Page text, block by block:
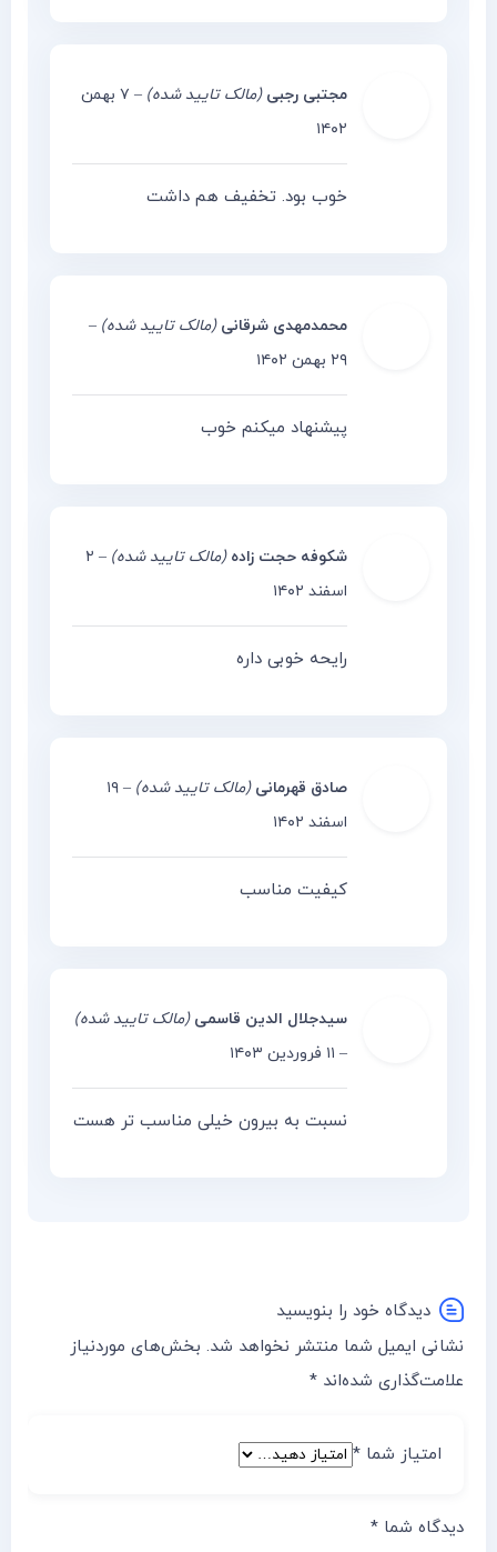
مجتبی رجبی(مالک تایید شده) –
۷ بهمن
۱۴۰۲
خوب بود. تخفیف هم داشت
محمدمهدی شرقانی(مالک تایید شده) –
۲۹ بهمن ۱۴۰۲
پیشنهاد میکنم خوب
شکوفه حجت زاده(مالک تایید شده) – ۲
اسفند ۱۴۰۲
رایحه خوبی داره
صادق قهرمانی(مالک تایید شده) – ۱۹
اسفند ۱۴۰۲
کیفیت مناسب
سیدجلال الدین قاسمی(مالک تایید شده)
– ۱۱ فروردین ۱۴۰۳
نسبت به بیرون خیلی مناسب تر هست
دیدگاه خود را بنویسید
نشانی ایمیل شما منتشر نخواهد شد. بخش‌های موردنیاز
علامت‌گذاری شده‌اند *
امتیاز شما *
دیدگاه شما *